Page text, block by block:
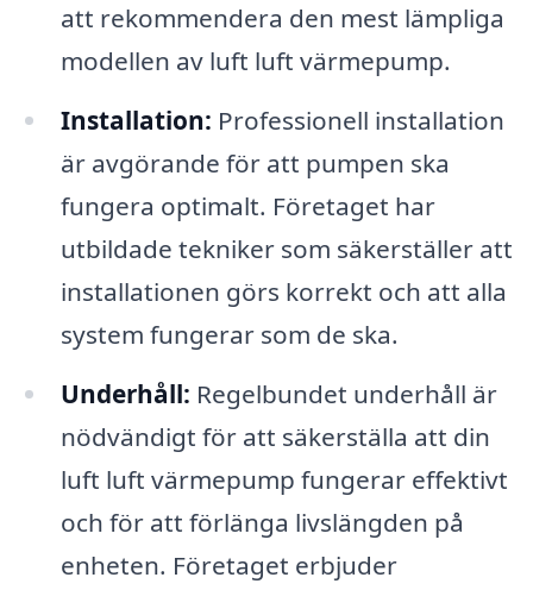
att rekommendera den mest lämpliga
modellen av luft luft värmepump.
Installation: Professionell installation
är avgörande för att pumpen ska
fungera optimalt. Företaget har
utbildade tekniker som säkerställer att
installationen görs korrekt och att alla
system fungerar som de ska.
Underhåll: Regelbundet underhåll är
nödvändigt för att säkerställa att din
luft luft värmepump fungerar effektivt
och för att förlänga livslängden på
enheten. Företaget erbjuder